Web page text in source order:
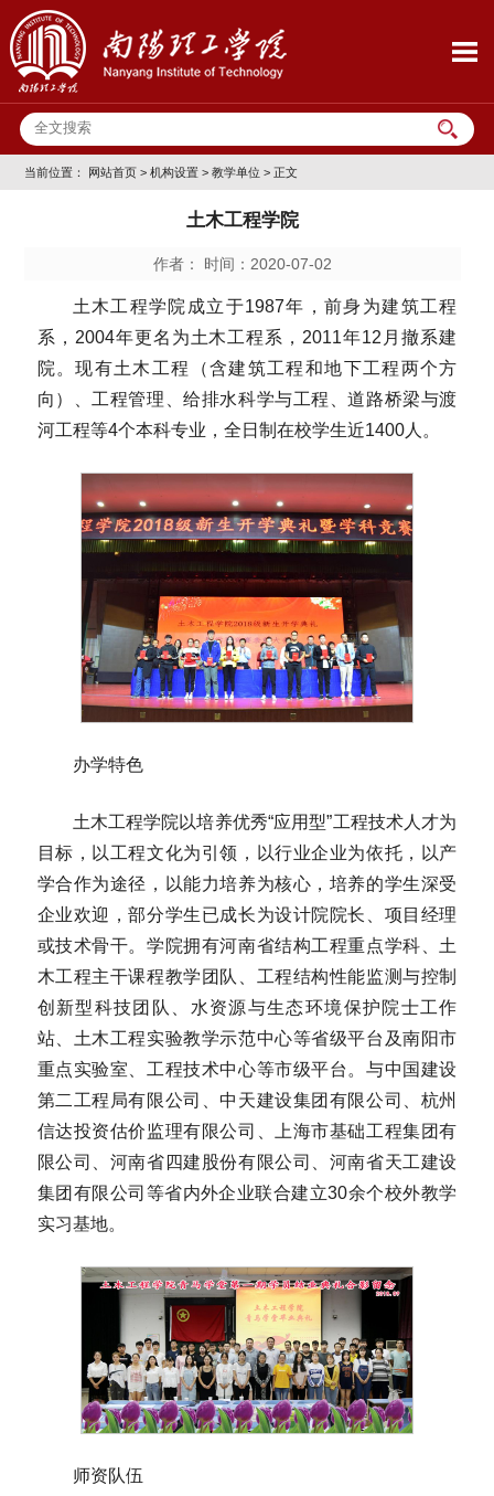
当前位置： 网站首页 >机构设置 >教学单位 > 正文
土木工程学院
作者： 时间：2020-07-02
土木工程学院成立于1987年，前身为建筑工程
系，2004年更名为土木工程系，2011年12月撤系建
院。现有土木工程（含建筑工程和地下工程两个方
向）、工程管理、给排水科学与工程、道路桥梁与渡
河工程等4个本科专业，全日制在校学生近1400人。
办学特色
土木工程学院以培养优秀“应用型”工程技术人才为
目标，以工程文化为引领，以行业企业为依托，以产
学合作为途径，以能力培养为核心，培养的学生深受
企业欢迎，部分学生已成长为设计院院长、项目经理
或技术骨干。学院拥有河南省结构工程重点学科、土
木工程主干课程教学团队、工程结构性能监测与控制
创新型科技团队、水资源与生态环境保护院士工作
站、土木工程实验教学示范中心等省级平台及南阳市
重点实验室、工程技术中心等市级平台。与中国建设
第二工程局有限公司、中天建设集团有限公司、杭州
信达投资估价监理有限公司、上海市基础工程集团有
限公司、河南省四建股份有限公司、河南省天工建设
集团有限公司等省内外企业联合建立30余个校外教学
实习基地。
师资队伍